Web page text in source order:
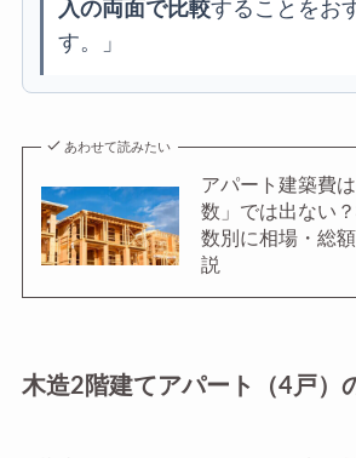
入の両面で比較することをお
す。」
あわせて読みたい
アパート建築費
数」では出ない
数別に相場・総
説
木造2階建てアパート（4戸）